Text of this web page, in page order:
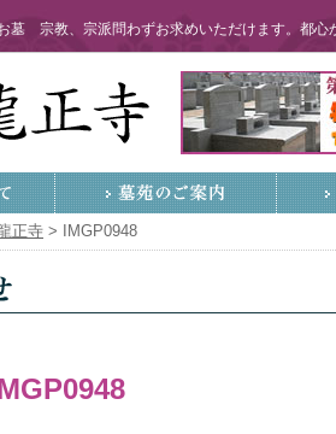
墓 宗教、宗派問わずお求めいただけます。都心
正寺 > IMGP0948